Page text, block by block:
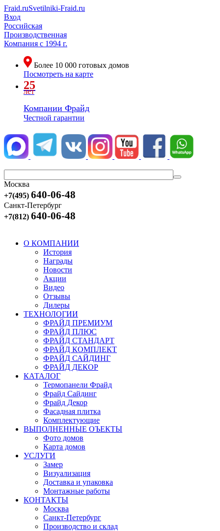
Fraid.ruSvetilniki-Fraid.ru
Вход
Российская
Производственная
Компания с 1994 г.
Более 10 000 готовых домов
Посмотреть на карте
25
лет
Компании Фрайд
Честной гарантии
Москва
+7(495) 640-06-48
Санкт-Петербург
+7(812) 640-06-48
О КОМПАНИИ
История
Награды
Новости
Акции
Видео
Отзывы
Дилеры
ТЕХНОЛОГИИ
ФРАЙД ПРЕМИУМ
ФРАЙД ПЛЮС
ФРАЙД СТАНДАРТ
ФРАЙД КОМПЛЕКТ
ФРАЙД САЙДИНГ
ФРАЙД ДЕКОР
КАТАЛОГ
Термопанели Фрайд
Фрайд Сайдинг
Фрайд Декор
Фасадная плитка
Комплектующие
ВЫПОЛНЕННЫЕ ОЪЕКТЫ
Фото домов
Карта домов
УСЛУГИ
Замер
Визуализация
Доставка и упаковка
Монтажные работы
КОНТАКТЫ
Москва
Санкт-Петербург
Производство и склад